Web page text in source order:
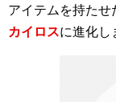
アイテムを持たせ
カイロスに進化し